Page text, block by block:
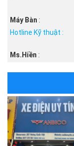
Máy Bàn :
Hotline Kỹ thuật :
Ms.Hiền :